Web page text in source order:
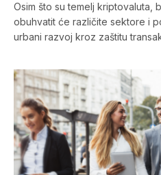
Osim što su temelj kriptovaluta,
obuhvatit će različite sektore i
urbani razvoj kroz zaštitu